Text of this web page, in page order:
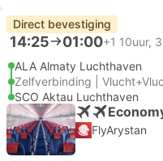
Direct bevestiging
14:25 01:00+1 10uur,
ALA Almaty Luchthaven
Zelfverbinding |
SCO Aktau Luchthaven
FlyArystan